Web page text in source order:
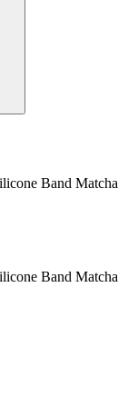
Band Matcha
Band Matcha